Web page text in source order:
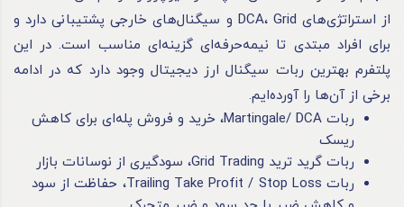
از استراتژی‌های DCA، Grid و سیگنال‌های خارجی پشتیبانی دارد و
برای افراد مبتدی تا نیمه‌حرفه‌ای گزینه‌ای مناسب است. در این
پلتفرم بهترین ربات سیگنال ارز دیجیتال وجود دارد که در ادامه
برخی از آن‌ها را آورده‌ایم.
ربات Martingale/ DCA، خرید و فروش پله‌ای برای کاهش
ریسک
ربات گرید ترید Grid Trading، سودگیری از نوسانات بازار
ربات Trailing Take Profit / Stop Loss، حفاظت از سود